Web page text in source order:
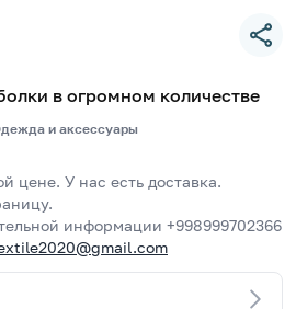
в огромном количестве
и аксессуары
цене. У нас есть доставка.
информации +998999702366